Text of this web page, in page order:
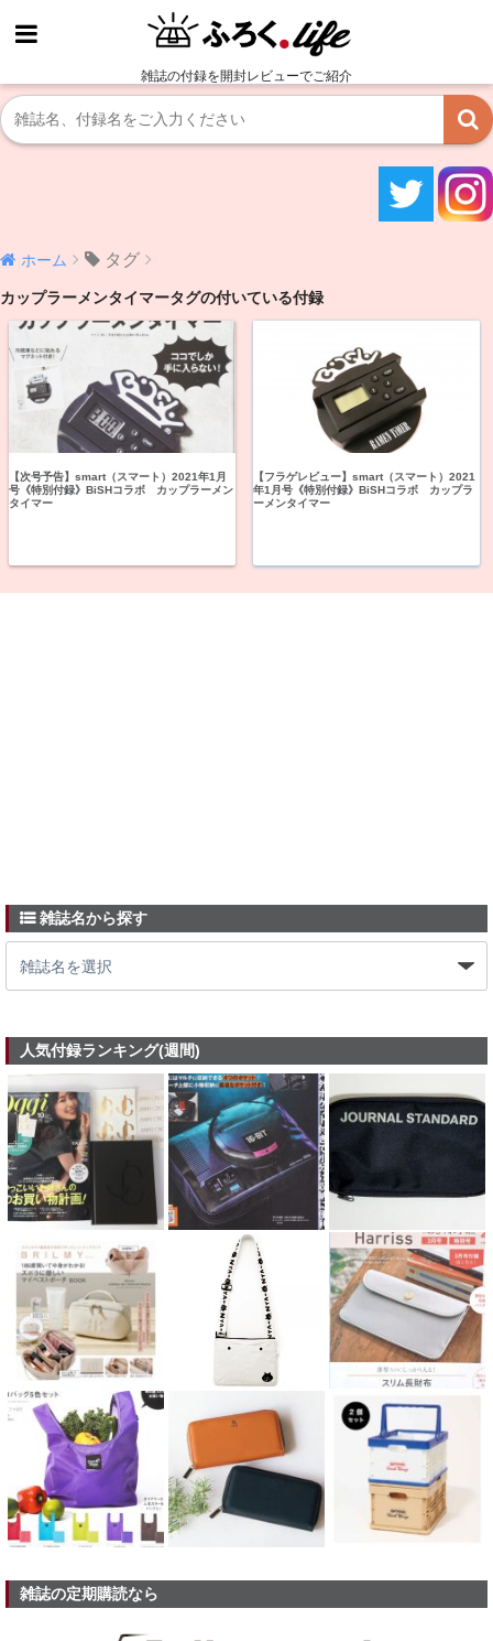
雑誌の付録を開封レビューでご紹介
ホーム タグ
カップラーメンタイマータグの付いている付録
【次号予告】smart（スマート）2021年1月
号《特別付録》BiSHコラボ カップラーメン
タイマー
【フラゲレビュー】smart（スマート）2021
年1月号《特別付録》BiSHコラボ カップラ
ーメンタイマー
雑誌名から探す
人気付録ランキング(週間)
雑誌の定期購読なら